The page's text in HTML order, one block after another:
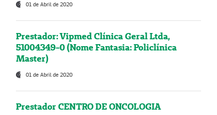
01 de Abril de 2020
Prestador: Vipmed Clínica Geral Ltda,
51004349-0 (Nome Fantasia: Policlínica
Master)
01 de Abril de 2020
Prestador CENTRO DE ONCOLOGIA